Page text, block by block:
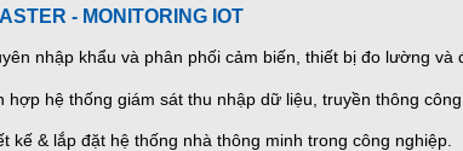
- MONITORING IOT
nhập khẩu và phân phối cảm biến, thiết bị đo lường và
hợp hệ thống giám sát thu nhập dữ liệu, truyền thông công
kế & lắp đặt hệ thống nhà thông minh trong công nghiệp.